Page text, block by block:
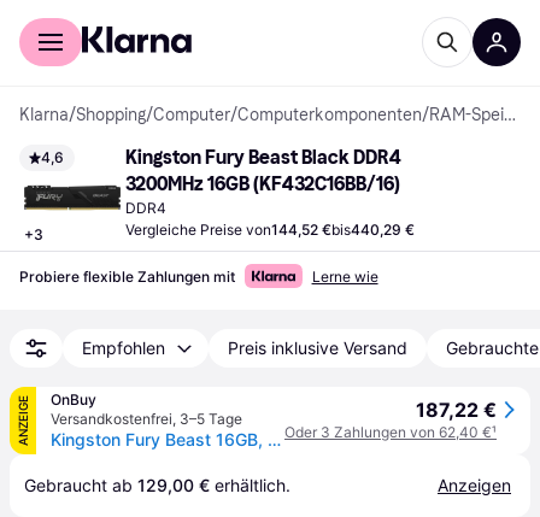
Für Shopper
Klarna/Shopping/Computer/Computerkomponenten/ RAM-Speicher
4,6
+3
Kingston Fury Beast Black DDR4
3200MHz 16GB (KF432C16BB/16)
DDR4
Vergleiche Preise von144,52 €bis440,29 €
Probiere flexible Zahlungen mit Lerne wie
Empfohlen Preis inklusive Versand
ANZEIGE
OnBuy
Versandkostenfrei, 3–5 Tage
Kingston Fury Beast 16GB, DDR4, 3200MHz (PC4-25600), CL16, DIMM Speicher
187,22 €
Oder 3 Zahlungen von 62,40 €¹
Gebraucht ab 129,00 € erhältlich. Anzeigen